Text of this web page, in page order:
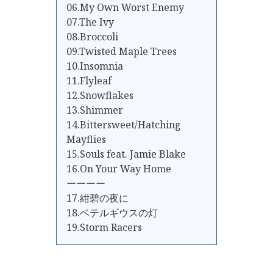
06.My Own Worst Enemy
07.The Ivy
08.Broccoli
09.Twisted Maple Trees
10.Insomnia
11.Flyleaf
12.Snowflakes
13.Shimmer
14.Bittersweet/Hatching
Mayflies
15.Souls feat. Jamie Blake
16.On Your Way Home
ーーーー
17.紺碧の夜に
18.ベテルギウスの灯
19.Storm Racers